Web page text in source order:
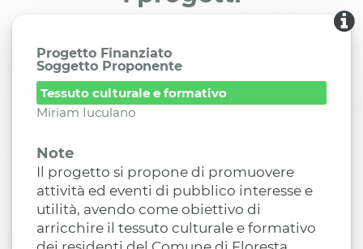
Progetto Finanziato
Soggetto Proponente
Tessuto culturale e formativo
Miriam Iuculano
Note
Il progetto si propone di promuovere
attività ed eventi di pubblico interesse e
utilità, avendo come obiettivo di
arricchire il tessuto culturale e formativo